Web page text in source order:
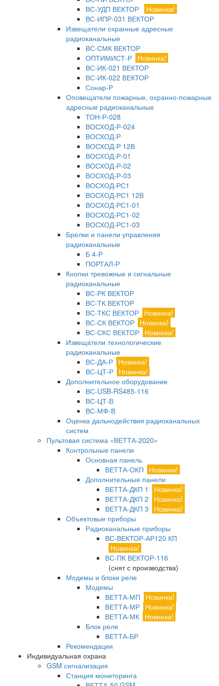
ВС-УДП ВЕКТОР
Новинка!
ВС-ИПР-031 ВЕКТОР
Извещатели охранные адресные
радиоканальные
ВС-СМК ВЕКТОР
ОПТИМИСТ-Р Новинка!
ВС-ИК-021 ВЕКТОР
ВС-ИК-022 ВЕКТОР
Сонар-Р
Оповещатели пожарные, охранно-пожарные
адресные радиоканальные
ТОН-Р-028
ВОСХОД-Р-024
ВОСХОД-Р
ВОСХОД-Р 12В
ВОСХОД-Р-01
ВОСХОД-Р-02
ВОСХОД-Р-03
ВОСХОД-РС1
ВОСХОД-РС1 12В
ВОСХОД-РС1-01
ВОСХОД-РС1-02
ВОСХОД-РС1-03
Брелки и панели управления
радиоканальные
Б 4-Р
ПОРТАЛ-Р
Кнопки тревожные и сигнальные
радиоканальные
ВС-РК ВЕКТОР
ВС-ТК ВЕКТОР
ВС-ТКС ВЕКТОР Новинка!
ВС-СК ВЕКТОР Новинка!
ВС-СКС ВЕКТОР Новинка!
Извещатели технологические
радиоканальные
ВС-ДА-Р Новинка!
ВС-ЦТ-Р Новинка!
Дополнительное оборудование
ВС-USB-RS485-116
ВС-ЦТ-В
ВС-МФ-В
Оценка дальнодействия радиоканальных
систем
Пультовая система «ВЕТТА-2020»
Контрольные панели
Основная панель
ВЕТТА-ОКП
Новинка!
Дополнительные панели
ВЕТТА-ДКП 1
Новинка!
ВЕТТА-ДКП 2
Новинка!
ВЕТТА-ДКП 3
Новинка!
Объектовые приборы
Радиоканальные приборы
ВС-ВЕКТОР-АР120 КП
Новинка!
ВС-ПК ВЕКТОР-116
(снят с производства)
Модемы и блоки реле
Модемы
ВЕТТА-МП
Новинка!
ВЕТТА-МР Новинка!
ВЕТТА-МК Новинка!
Блок реле
ВЕТТА-БР
Рекомендации
Индивидуальная охрана
GSM сигнализация
Станция мониторинга